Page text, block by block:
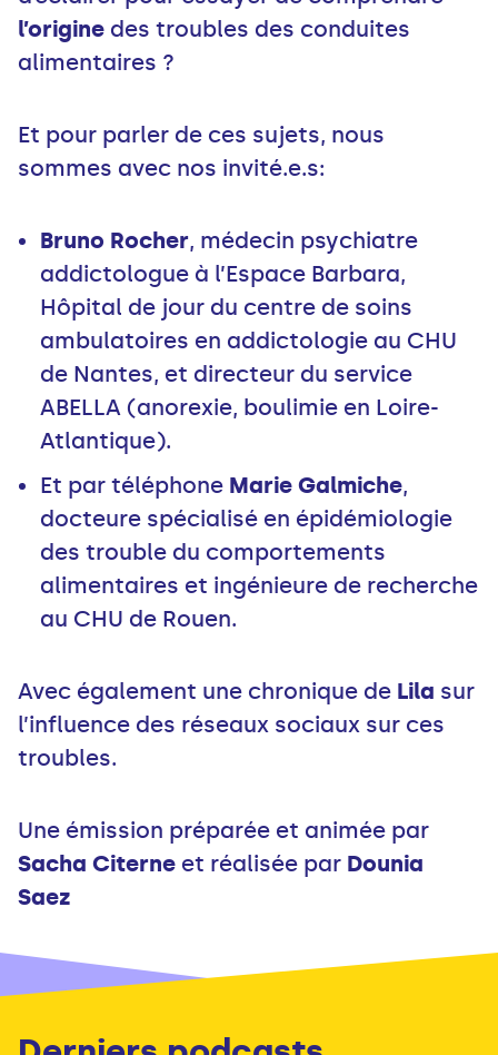
l’origine des troubles des conduites
alimentaires ?
Et pour parler de ces sujets, nous
sommes avec nos invité.e.s:
Bruno Rocher, médecin psychiatre
addictologue à l’Espace Barbara,
Hôpital de jour du centre de soins
ambulatoires en addictologie au CHU
de Nantes, et directeur du service
ABELLA (anorexie, boulimie en Loire-
Atlantique).
Et par téléphone Marie Galmiche,
docteure spécialisé en épidémiologie
des trouble du comportements
alimentaires et ingénieure de recherche
au CHU de Rouen.
Avec également une chronique de Lila sur
l’influence des réseaux sociaux sur ces
troubles.
Une émission préparée et animée par
Sacha Citerne et réalisée par Dounia
Saez